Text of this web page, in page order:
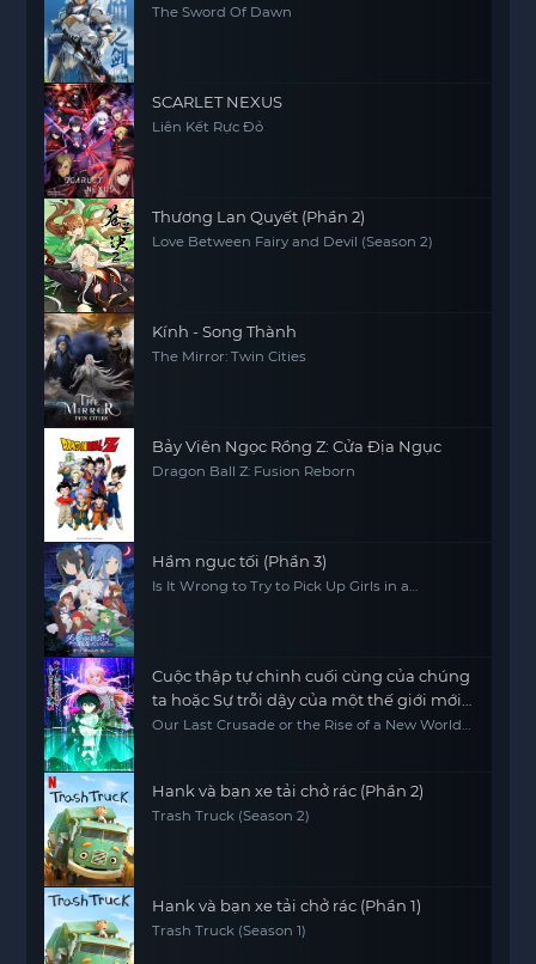
The Sword Of Dawn
SCARLET NEXUS
Liên Kết Rực Đỏ
Thương Lan Quyết (Phần 2)
Love Between Fairy and Devil (Season 2)
Kính - Song Thành
The Mirror: Twin Cities
Bảy Viên Ngọc Rồng Z: Cửa Địa Ngục
Dragon Ball Z: Fusion Reborn
Hầm ngục tối (Phần 3)
Is It Wrong to Try to Pick Up Girls in a
Cuộc thập tự chinh cuối cùng của chúng
ta hoặc Sự trỗi dậy của một thế giới mới
Phần 2
Our Last Crusade or the Rise of a New World
Hank và bạn xe tải chở rác (Phần 2)
Trash Truck (Season 2)
Hank và bạn xe tải chở rác (Phần 1)
Trash Truck (Season 1)